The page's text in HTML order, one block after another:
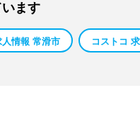
ます
人情報 常滑市 コストコ